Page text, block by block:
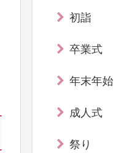
初詣
卒業式
年末年始
成人式
祭り